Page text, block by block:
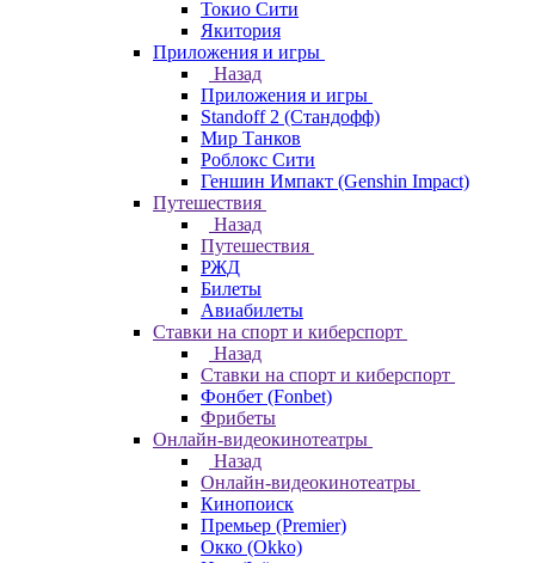
Токио Сити
Якитория
Приложения и игры
Назад
Приложения и игры
Standoff 2 (Стандофф)
Мир Танков
Роблокс Сити
Геншин Импакт (Genshin Impact)
Путешествия
Назад
Путешествия
РЖД
Билеты
Авиабилеты
Ставки на спорт и киберспорт
Назад
Ставки на спорт и киберспорт
Фонбет (Fonbet)
Фрибеты
Онлайн-видеокинотеатры
Назад
Онлайн-видеокинотеатры
Кинопоиск
Премьер (Premier)
Окко (Okko)